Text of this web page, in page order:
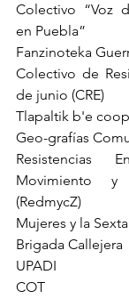
Colectivo “Voz
en Puebla”
Fanzinoteka
Colectivo de
de junio (CRE)
Tlapaltik b'e
Geo-grafías
Resistencias
Movimiento y
(RedmycZ)
Mujeres y la
Brigada Callejera
UPADI
COT